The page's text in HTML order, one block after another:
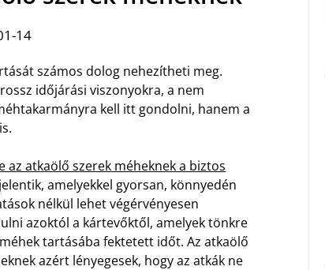
14
számos dolog nehezítheti meg.
időjárási viszonyokra, a nem
kell itt gondolni, hanem a
az atkaölő szerek méheknek a biztos
amelyekkel gyorsan, könnyedén
nélkül lehet végérvényesen
azoktól a kártevőktől, amelyek tönkre
tartásába fektetett időt. Az atkaölő
azért lényegesek, hogy az atkák ne